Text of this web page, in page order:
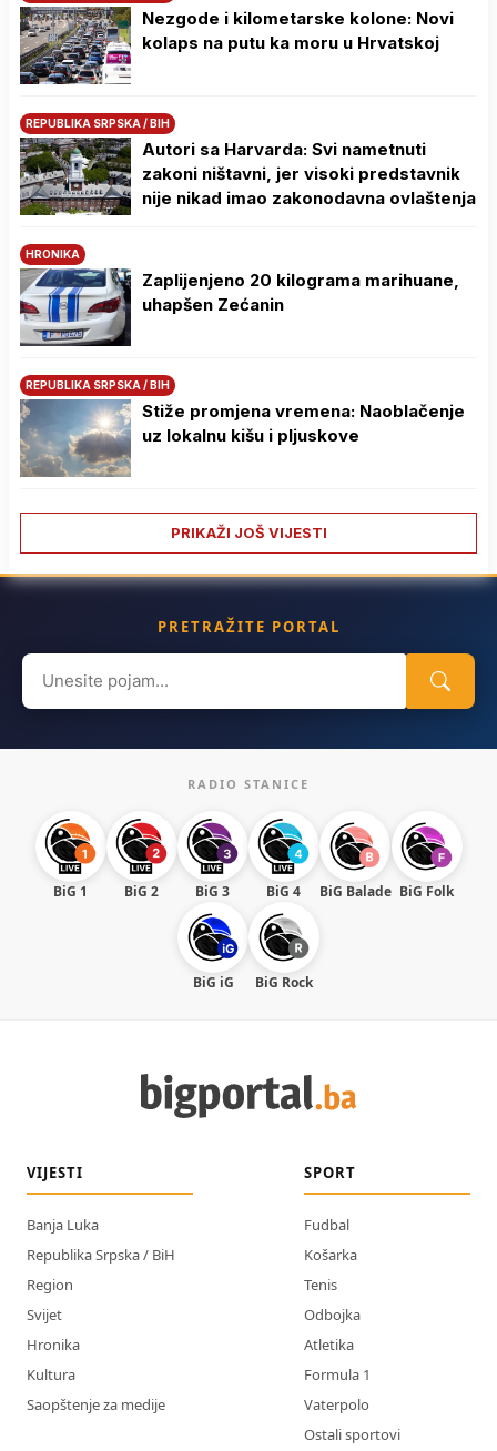
Nezgode i kilometarske kolone: Novi
kolaps na putu ka moru u Hrvatskoj
REPUBLIKA SRPSKA / BIH
Autori sa Harvarda: Svi nametnuti
zakoni ništavni, jer visoki predstavnik
nije nikad imao zakonodavna ovlaštenja
HRONIKA
Zaplijenjeno 20 kilograma marihuane,
uhapšen Zećanin
REPUBLIKA SRPSKA / BIH
Stiže promjena vremena: Naoblačenje
uz lokalnu kišu i pljuskove
PRIKAŽI JOŠ VIJESTI
PRETRAŽITE PORTAL
Search
for:
RADIO STANICE
BiG 1 BiG 2 BiG 3 BiG 4 BiG Balade BiG Folk
BiG iG BiG Rock
VIJESTI
Banja Luka
Republika Srpska / BiH
Region
Svijet
Hronika
Kultura
Saopštenje za medije
SPORT
Fudbal
Košarka
Tenis
Odbojka
Atletika
Formula 1
Vaterpolo
Ostali sportovi